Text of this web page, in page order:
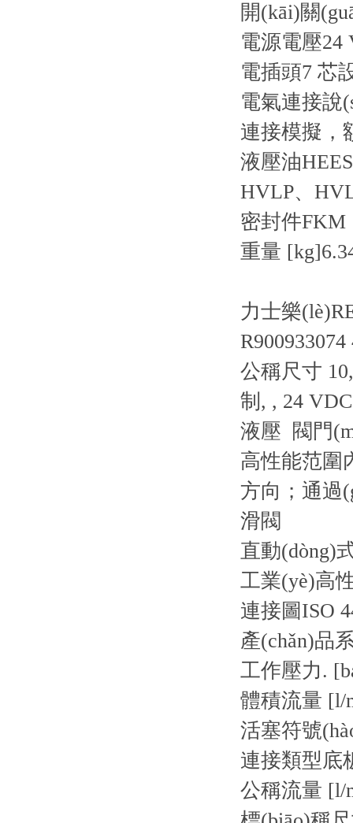
開(kāi)關
電源電壓24
電插頭7 芯
電氣連接說
連接模擬，
液壓油
HVLP、
密封件FKM
重量 [kg]
力士樂
公稱尺寸
制, , 24 VDC
液壓 閥門
高性能范圍
方向；通過
滑閥
直動(dòng)
工業(yè)高
連接圖ISO
產(chǎn)品
工作壓力.
體積流量 [l/
活塞符號
連接類型底
公稱流量 [l/